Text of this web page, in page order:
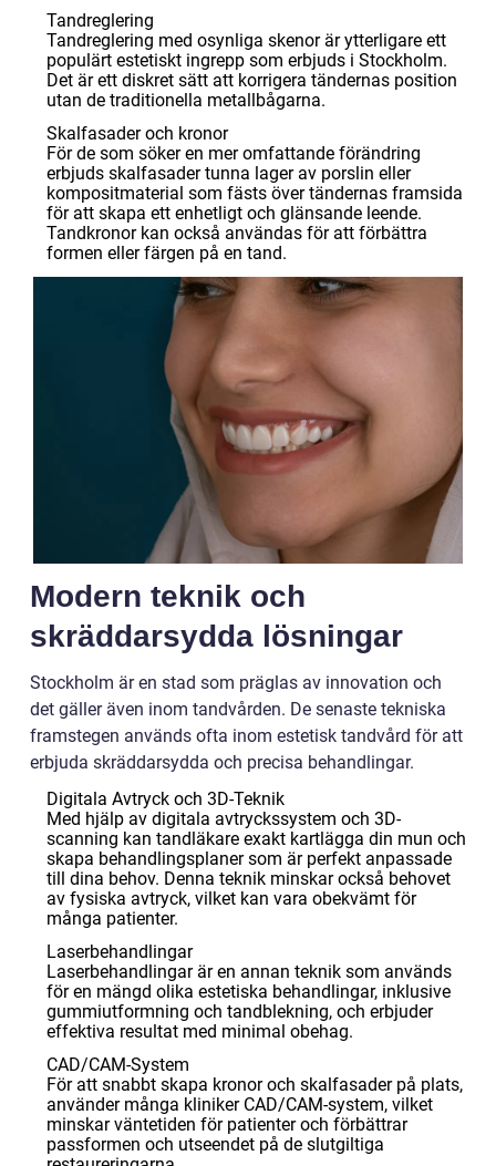
Tandreglering
Tandreglering med osynliga skenor är ytterligare ett
populärt estetiskt ingrepp som erbjuds i Stockholm.
Det är ett diskret sätt att korrigera tändernas position
utan de traditionella metallbågarna.
Skalfasader och kronor
För de som söker en mer omfattande förändring
erbjuds skalfasader tunna lager av porslin eller
kompositmaterial som fästs över tändernas framsida
för att skapa ett enhetligt och glänsande leende.
Tandkronor kan också användas för att förbättra
formen eller färgen på en tand.
Modern teknik och
skräddarsydda lösningar
Stockholm är en stad som präglas av innovation och
det gäller även inom tandvården. De senaste tekniska
framstegen används ofta inom estetisk tandvård för att
erbjuda skräddarsydda och precisa behandlingar.
Digitala Avtryck och 3D-Teknik
Med hjälp av digitala avtryckssystem och 3D-
scanning kan tandläkare exakt kartlägga din mun och
skapa behandlingsplaner som är perfekt anpassade
till dina behov. Denna teknik minskar också behovet
av fysiska avtryck, vilket kan vara obekvämt för
många patienter.
Laserbehandlingar
Laserbehandlingar är en annan teknik som används
för en mängd olika estetiska behandlingar, inklusive
gummiutformning och tandblekning, och erbjuder
effektiva resultat med minimal obehag.
CAD/CAM-System
För att snabbt skapa kronor och skalfasader på plats,
använder många kliniker CAD/CAM-system, vilket
minskar väntetiden för patienter och förbättrar
passformen och utseendet på de slutgiltiga